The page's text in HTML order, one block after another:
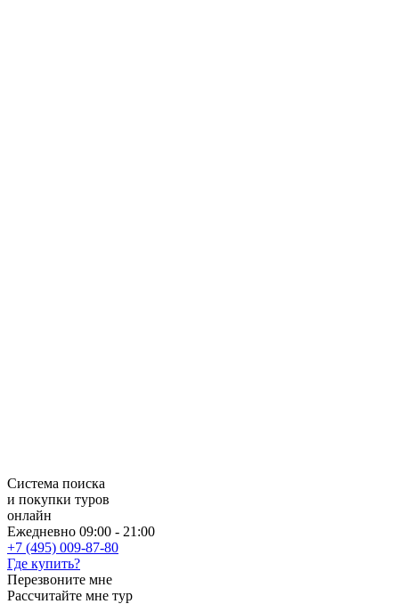
Система поиска
и покупки туров
онлайн
Ежедневно 09:00 - 21:00
+7 (495) 009-87-80
Где купить?
Перезвоните мне
Рассчитайте мне тур